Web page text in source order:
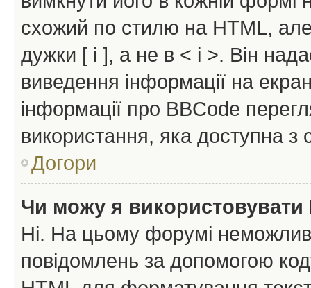
схожий по стилю на HTML, але
дужки [ і ], а не в < і >. Він
виведення інформації на
інформації про BBCode
використання, яка доступна з
Догори
Чи можу я використовувати
Ні. На цьому форумі
повідомлень за допомогою